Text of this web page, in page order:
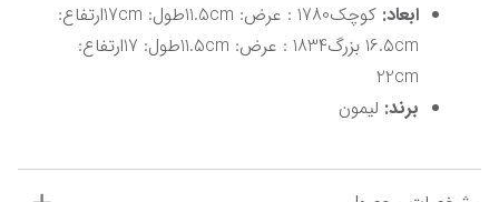
ابعاد:
22cm
برند: لیمون